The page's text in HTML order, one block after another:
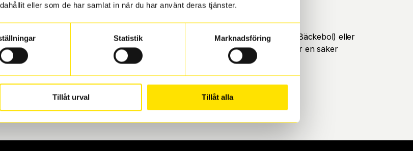
eller som de har samlat in när du har använt deras tjänster.
Statistik Marknadsföring
Tillåt urval Tillåt alla
de direkt till någon av våra däckverkstäder i Göteborg. Välj mellan Hisingen (Bäckebol) eller
eller service. När vi byter dina däck ser vi till att de uppfyller alla krav för en säker